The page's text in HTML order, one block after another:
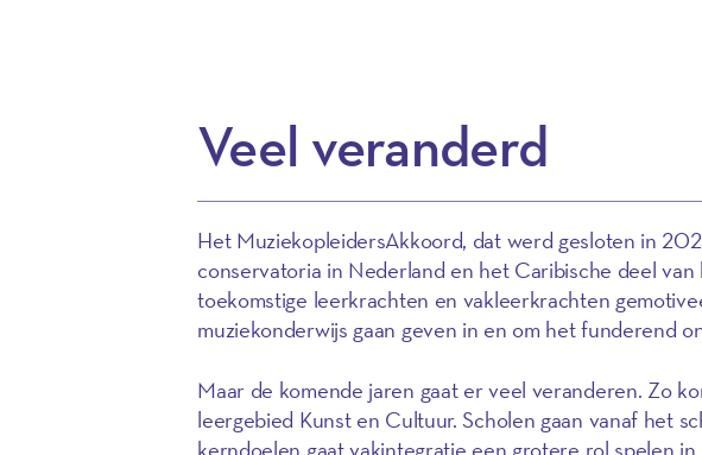
Veel veranderd
Het MuziekopleidersAkkoord, dat werd gesloten in
conservatoria in Nederland en het Caribische deel
toekomstige leerkrachten en vakleerkrachten
muziekonderwijs gaan geven in en om het funderend
Maar de komende jaren gaat er veel veranderen. Zo
leergebied Kunst en Cultuur. Scholen gaan vanaf het
kerndoelen gaat vakintegratie een grotere rol spelen